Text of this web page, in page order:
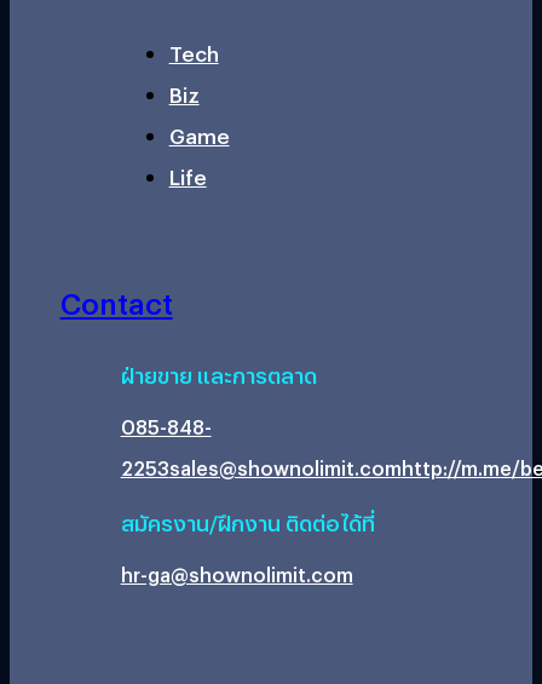
Tech
Biz
Game
Life
Contact
ฝ่ายขาย และการตลาด
085-848-
2253sales@shownolimit.comhttp://m.me/
สมัครงาน/ฝึกงาน ติดต่อได้ที่
hr-ga@shownolimit.com